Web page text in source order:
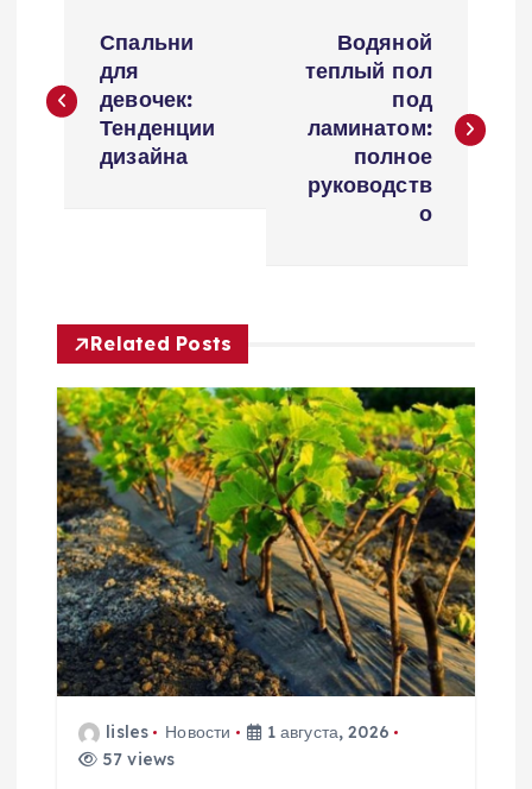
а
в
а
ц
и
я
п
о
з
Спальни
для
девочек:
Тенденции
дизайна
Водяной
теплый пол
под
ламинатом:
полное
руководств
о
Related Posts
lisles Новости
1 августа, 2026
57 views